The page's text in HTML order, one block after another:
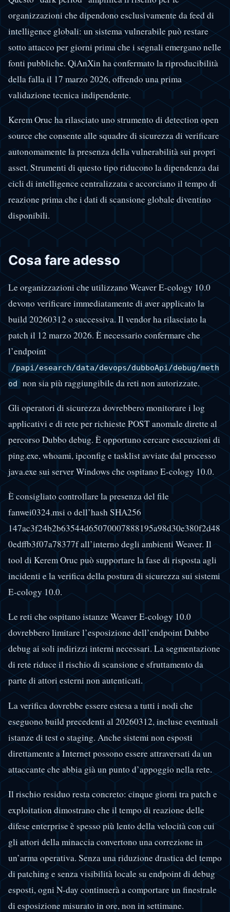
organizzazioni che dipendono esclusivamente da feed di
intelligence globali: un sistema vulnerabile può restare
sotto attacco per giorni prima che i segnali emergano nelle
fonti pubbliche. QiAnXin ha confermato la riproducibilità
della falla il 17 marzo 2026, offrendo una prima
validazione tecnica indipendente.
Kerem Oruc ha rilasciato uno strumento di detection open
source che consente alle squadre di sicurezza di verificare
autonomamente la presenza della vulnerabilità sui propri
asset. Strumenti di questo tipo riducono la dipendenza dai
cicli di intelligence centralizzata e accorciano il tempo di
reazione prima che i dati di scansione globale diventino
disponibili.
Cosa fare adesso
Le organizzazioni che utilizzano Weaver E-cology 10.0
devono verificare immediatamente di aver applicato la
build 20260312 o successiva. Il vendor ha rilasciato la
patch il 12 marzo 2026. È necessario confermare che
l’endpoint
/papi/esearch/data/devops/dubboApi/debug/meth
od non sia più raggiungibile da reti non autorizzate.
Gli operatori di sicurezza dovrebbero monitorare i log
applicativi e di rete per richieste POST anomale dirette al
percorso Dubbo debug. È opportuno cercare esecuzioni di
ping.exe, whoami, ipconfig e tasklist avviate dal processo
java.exe sui server Windows che ospitano E-cology 10.0.
È consigliato controllare la presenza del file
fanwei0324.msi o dell’hash SHA256
147ac3f24b2b63544d65070007888195a98d30e380f2d48
0edffb3f07a78377f all’interno degli ambienti Weaver. Il
tool di Kerem Oruc può supportare la fase di risposta agli
incidenti e la verifica della postura di sicurezza sui sistemi
E-cology 10.0.
Le reti che ospitano istanze Weaver E-cology 10.0
dovrebbero limitare l’esposizione dell’endpoint Dubbo
debug ai soli indirizzi interni necessari. La segmentazione
di rete riduce il rischio di scansione e sfruttamento da
parte di attori esterni non autenticati.
La verifica dovrebbe essere estesa a tutti i nodi che
eseguono build precedenti al 20260312, incluse eventuali
istanze di test o staging. Anche sistemi non esposti
direttamente a Internet possono essere attraversati da un
attaccante che abbia già un punto d’appoggio nella rete.
Il rischio residuo resta concreto: cinque giorni tra patch e
exploitation dimostrano che il tempo di reazione delle
difese enterprise è spesso più lento della velocità con cui
gli attori della minaccia convertono una correzione in
un’arma operativa. Senza una riduzione drastica del tempo
di patching e senza visibilità locale su endpoint di debug
esposti, ogni N-day continuerà a comportare un finestrale
di esposizione misurato in ore, non in settimane.